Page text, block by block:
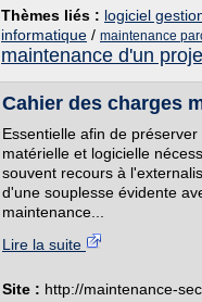
Thèmes liés : logiciel
informatique / maintenance
maintenance d'un
Cahier des charges
Essentielle afin de
matérielle et logicielle
souvent recours à
d'une souplesse évidente
maintenance...
Lire la suite
Site : http://maintenance-